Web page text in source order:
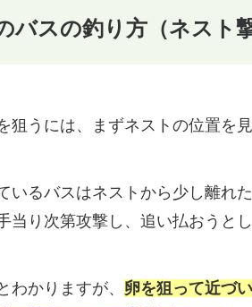
バスの釣り方（ネスト撃
狙うには、まずネストの位置を
いるバスはネストから少し離れ
当り次第攻撃し、追い払おうとし
わかりますが、 卵を狙って近づ